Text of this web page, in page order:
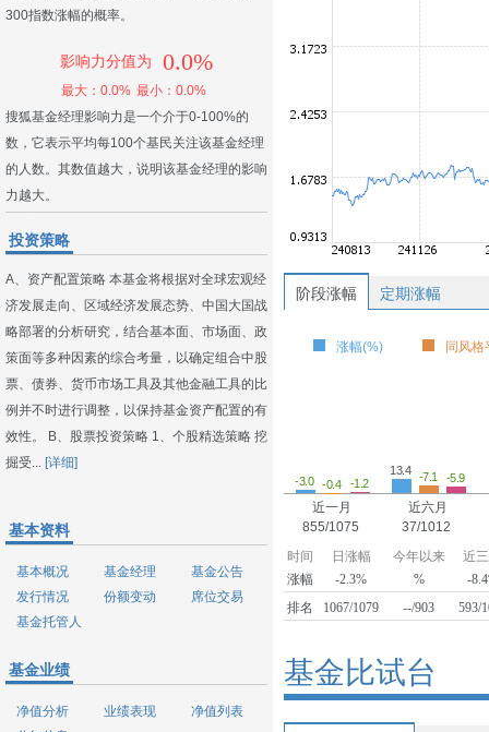
300指数涨幅的概率。
影响力分值为 0.0%
最大：0.0% 最小：0.0%
搜狐基金经理影响力是一个介于0-100%的
数，它表示平均每100个基民关注该基金经理
的人数。其数值越大，说明该基金经理的影响
力越大。
投资策略
A、资产配置策略 本基金将根据对全球宏观经
济发展走向、区域经济发展态势、中国大国战
略部署的分析研究，结合基本面、市场面、政
策面等多种因素的综合考量，以确定组合中股
票、债券、货币市场工具及其他金融工具的比
例并不时进行调整，以保持基金资产配置的有
效性。 B、股票投资策略 1、个股精选策略 挖
掘受... [详细]
基本资料
基本概况 基金经理
基金公告
发行情况
份额变动
席位交易
基金托管人
基金业绩
净值分析 业绩表现
净值列表
阶段涨幅 定期涨幅
涨幅(%) 同风格
-3.0 -0.4 -1.2
近一月
855/1075
13.4
-7.1 -5.9
近六月
37/1012
时间
日涨幅 今年以来
近
涨幅
-2.3% %
-
排名
1067/1079 --/903 593/
基金比试台